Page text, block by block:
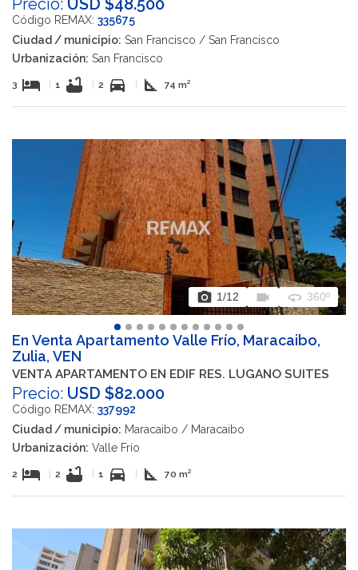
Precio: USD $48.500
Código REMAX: 335675
Ciudad / municipio: San Francisco / San Francisco
Urbanización: San Francisco
3 hotel 1 bathtub 2 directions_car square_foot 74 m²
photo_camera 1/12 videocam 360 360º
En Venta Apartamento Valle Frío, Maracaibo,
Zulia, VEN
VENTA APARTAMENTO EN EDIF RES. LUGANO SUITES
Precio: USD $82.000
Código REMAX: 337992
Ciudad / municipio: Maracaibo / Maracaibo
Urbanización: Valle Frío
2 hotel 2 bathtub 1 directions_car square_foot 70 m²